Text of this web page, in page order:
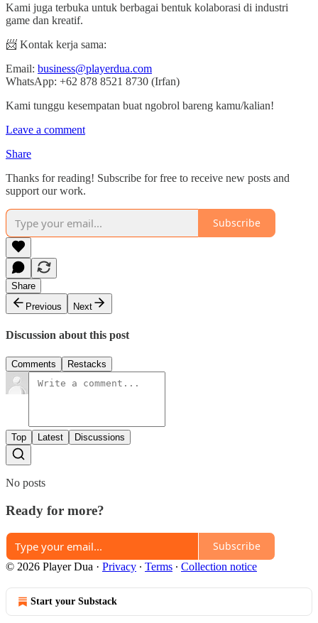
Kami juga terbuka untuk berbagai bentuk kolaborasi di industri
game dan kreatif.
📨 Kontak kerja sama:
Email: business@playerdua.com
WhatsApp: +62 878 8521 8730 (Irfan)
Kami tunggu kesempatan buat ngobrol bareng kamu/kalian!
Leave a comment
Share
Thanks for reading! Subscribe for free to receive new posts and
support our work.
Subscribe
Share
Previous
Next
Discussion about this post
Comments Restacks
Top Latest Discussions
No posts
Ready for more?
Subscribe
© 2026 Player Dua · Privacy ∙ Terms ∙ Collection notice
Start your Substack